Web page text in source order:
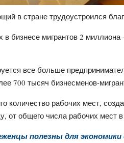
в стране трудоустроился
бизнесе мигрантов 2 миллиона
все больше
700 тысяч бизнесменов-
количество рабочих мест,
от общего числа рабочих мест
полезны для